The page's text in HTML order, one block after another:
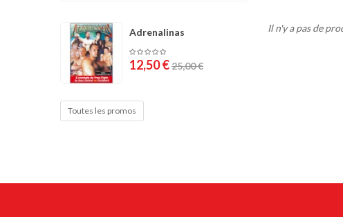
Chaussures
Protections
Cible de frappe
Condition physique
Adrenalinas
12,50 €25,00 €
Toutes les promos
Il n'y a pas de